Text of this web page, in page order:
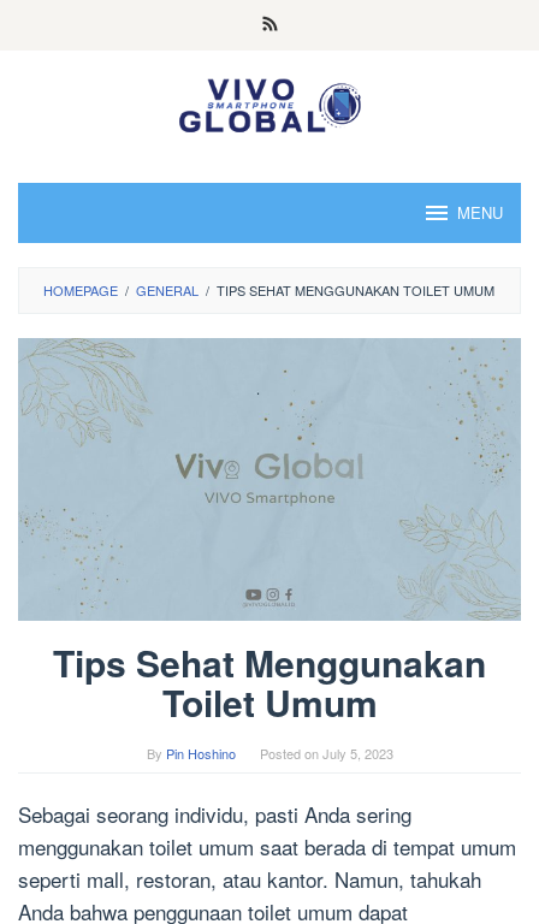
MENU
HOMEPAGE / GENERAL / TIPS SEHAT MENGGUNAKAN TOILET UMUM
Tips Sehat Menggunakan
Toilet Umum
By Pin Hoshino Posted onJuly 5, 2023
Sebagai seorang individu, pasti Anda sering
menggunakan toilet umum saat berada di tempat umum
seperti mall, restoran, atau kantor. Namun, tahukah
Anda bahwa penggunaan toilet umum dapat